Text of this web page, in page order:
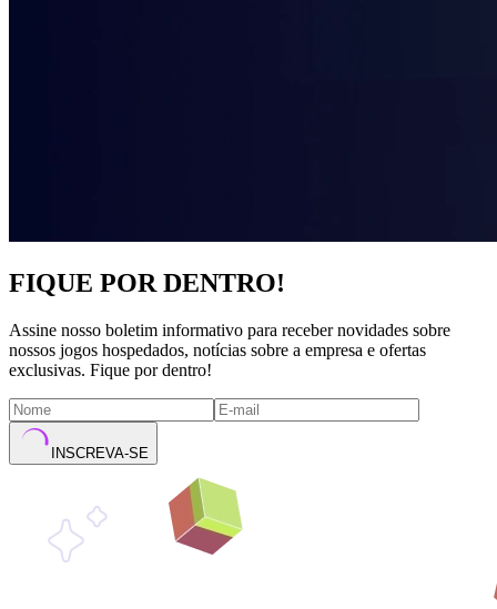
FIQUE POR DENTRO!
Assine nosso boletim informativo para receber novidades sobre
nossos jogos hospedados, notícias sobre a empresa e ofertas
exclusivas. Fique por dentro!
INSCREVA-SE